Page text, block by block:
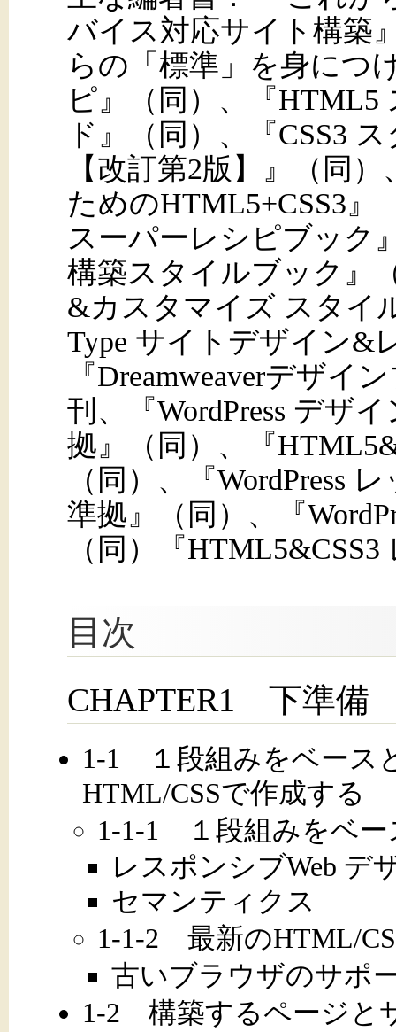
バイス対応サイト構築
らの「標準」を身につ
ピ』（同）、『
ド』（同）、『CSS3
【改訂第2版】』（同
ためのHTML5+CSS3』
スーパーレシピブック
構築スタイルブック』
&カスタマイズ スタイ
Type サイトデザイン&
『Dreamweaverデザイ
刊、『WordPress デザ
拠』（同）、『
（同）、『WordPress
準拠』（同）、『
（同）『
目次
CHAPTER1 下準備
1-1 １段組みをベース
HTML/CSSで作成する
1-1-1 １段組みをベー
レスポンシブWeb デ
セマンティクス
1-1-2 最新のHTML/
古いブラウザのサポ
1-2 構築するページと